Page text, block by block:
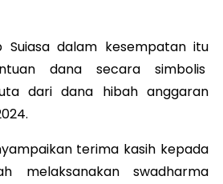
Suiasa dalam kesempatan itu
dana secara simbolis
dari dana hibah anggaran
terima kasih kepada
melaksanakan swadharma